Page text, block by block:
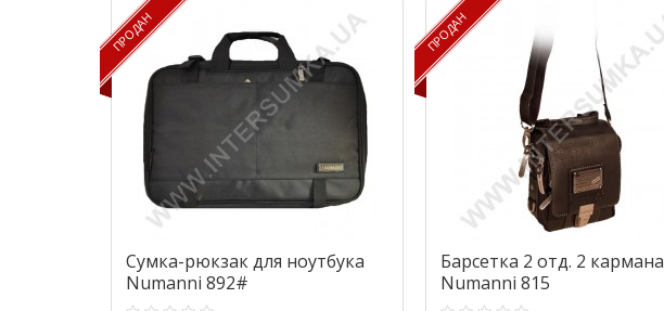
ПРОДАН
ПРОДАН
Сумка-рюкзак для ноутбука
Numanni 892#
ПРОДАН
ПРОДАН
Барсетка 2 отд. 2 кармана
Numanni 815